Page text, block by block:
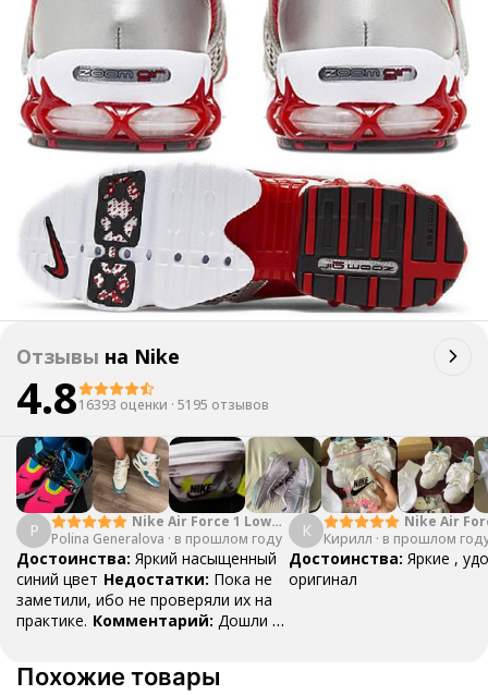
Отзывы на Nike
4.816393 оценки · 5195 отзывов
P
Nike Air Force 1 Low
College Pack White
Blue
Polina Generalova · в прошлом году
Достоинства: Яркий насыщенный
синий цвет Недостатки: Пока не
заметили, ибо не проверяли их на
практике. Комментарий: Дошли за
К
Nike Air
Yellow
Кирилл · в прошлом
Достоинства: Яркие ,
оригинал
Похожие товары